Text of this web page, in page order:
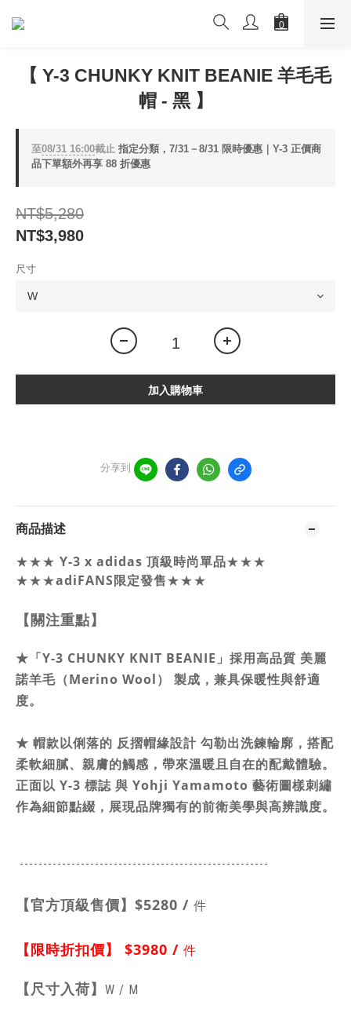
【 Y-3 CHUNKY KNIT BEANIE 羊毛毛
帽 - 黑 】
至08/31 16:00截止 指定分類，7/31－8/31 限時優惠｜Y-3 正價商
品下單額外再享 88 折優惠
NT$5,280
NT$3,980
尺寸
加入購物車
分享到
商品描述
★★★ Y-3 x adidas 頂級時尚單品★★★
★★★adiFANS限定發售★★★
【關注重點】
★ 「Y-3 CHUNKY KNIT BEANIE」採用高品質 美麗
諾羊毛（Merino Wool） 製成，兼具保暖性與舒適
度。
★ 帽款以俐落的 反摺帽緣設計 勾勒出洗鍊輪廓，搭配
柔軟細膩、親膚的觸感，帶來溫暖且自在的配戴體驗。
正面以 Y-3 標誌 與 Yohji Yamamoto 藝術圖樣刺繡
作為細節點綴，展現品牌獨有的前衛美學與高辨識度。
-----------------------------------------------------
【官方頂級售價】 $5280 / 件
【限時折扣價】 $3980 / 件
【 尺寸入荷】 W / M